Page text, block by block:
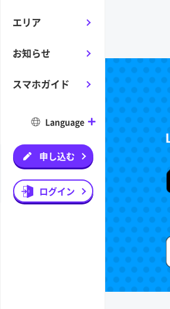
エリア
お知らせ
スマホガイド
Language
申し込む
ログイン